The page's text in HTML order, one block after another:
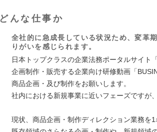
どんな仕事か
全社的に急成長している状況ため、変革
りがいを感じられます。
日本トップクラスの企業法務ポータルサイト
企画制作・販売する企業向け研修動画「
商品企画・及び制作をお願いします。
社内における新規事業に近いフェーズですが
現状、商品企画・制作ディレクション業務を1